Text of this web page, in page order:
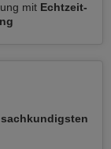
mit Echtzeit-